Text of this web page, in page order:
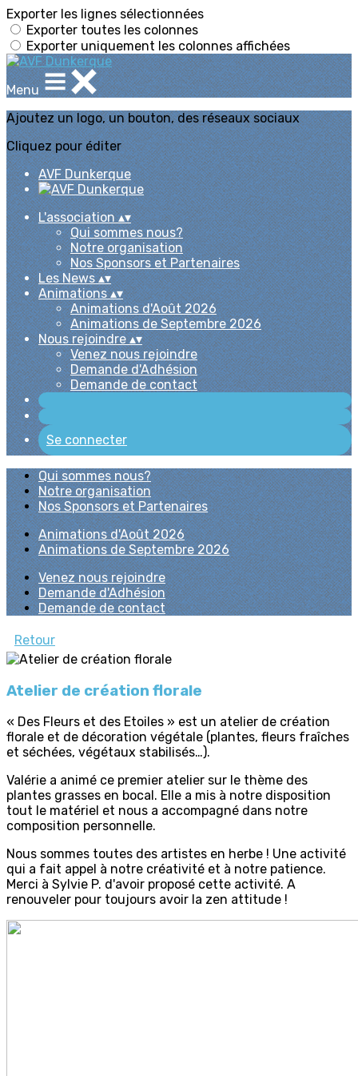
Exporter les lignes sélectionnées
Exporter toutes les colonnes
Exporter uniquement les colonnes affichées
Menu
Ajoutez un logo, un bouton, des réseaux sociaux
Cliquez pour éditer
AVF Dunkerque
L'association▴▾
Qui sommes nous?
Notre organisation
Nos Sponsors et Partenaires
Les News▴▾
Animations▴▾
Animations d'Août 2026
Animations de Septembre 2026
Nous rejoindre▴▾
Venez nous rejoindre
Demande d'Adhésion
Demande de contact
Se connecter
Qui sommes nous?
Notre organisation
Nos Sponsors et Partenaires
Animations d'Août 2026
Animations de Septembre 2026
Venez nous rejoindre
Demande d'Adhésion
Demande de contact
Retour
Atelier de création florale
« Des Fleurs et des Etoiles » est un atelier de création
florale et de décoration végétale (plantes, fleurs fraîches
et séchées, végétaux stabilisés…).
Valérie a animé ce premier atelier sur le thème des
plantes grasses en bocal. Elle a mis à notre disposition
tout le matériel et nous a accompagné dans notre
composition personnelle.
Nous sommes toutes des artistes en herbe ! Une activité
qui a fait appel à notre créativité et à notre patience.
Merci à Sylvie P. d'avoir proposé cette activité. A
renouveler pour toujours avoir la zen attitude !